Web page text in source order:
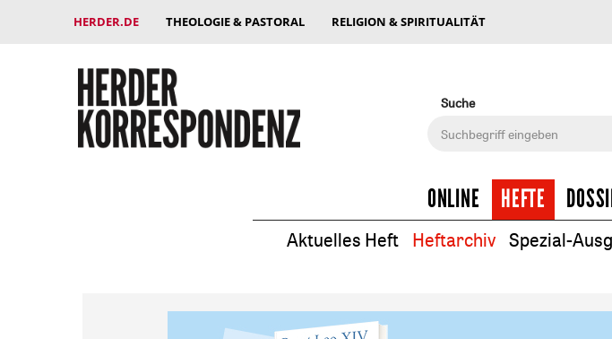
HERDER.DE THEOLOGIE & PASTORAL RELIGION & SPIRITUALITÄT
Suche
ONLINE HEFTE
Aktuelles Heft Heftarchiv Spezial-